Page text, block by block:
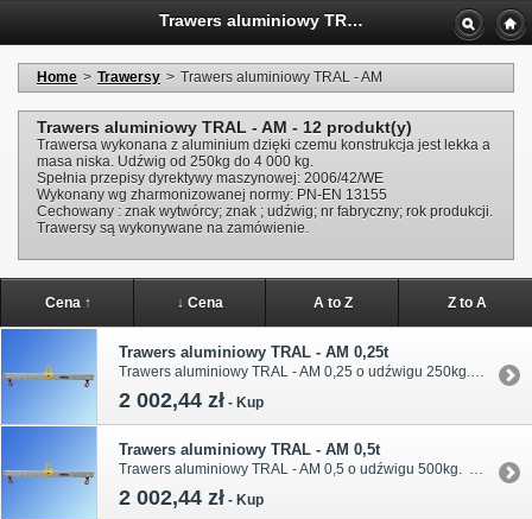
Trawers aluminiowy TRAL - AM
Home > Trawersy > Trawers aluminiowy TRAL - AM
Trawers aluminiowy TRAL - AM - 12 produkt(y)
Trawersa wykonana z aluminium dzięki czemu konstrukcja jest lekka a
masa niska. Udźwig od 250kg do 4 000 kg.
Spełnia przepisy dyrektywy maszynowej: 2006/42/WE
Wykonany wg zharmonizowanej normy: PN-EN 13155
Cechowany : znak wytwórcy; znak ; udźwig; nr fabryczny; rok produkcji.
Trawersy są wykonywane na zamówienie.
Cena ↑ ↓ Cena A to Z Z to A
Trawers aluminiowy TRAL - AM 0,25t
2 002,44 zł - Kup
Trawers aluminiowy TRAL - AM 0,5t
2 002,44 zł - Kup